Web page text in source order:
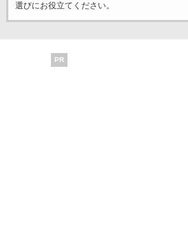
選びにお役立てください。
PR